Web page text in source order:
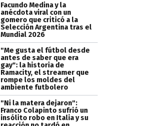
Facundo Medina y la
anécdota viral con un
gomero que criticó a la
Selección Argentina tras el
Mundial 2026
"Me gusta el fútbol desde
antes de saber que era
gay": la historia de
Ramacity, el streamer que
rompe los moldes del
ambiente futbolero
"Ni la matera dejaron":
Franco Colapinto sufrió un
insólito robo en Italia y su